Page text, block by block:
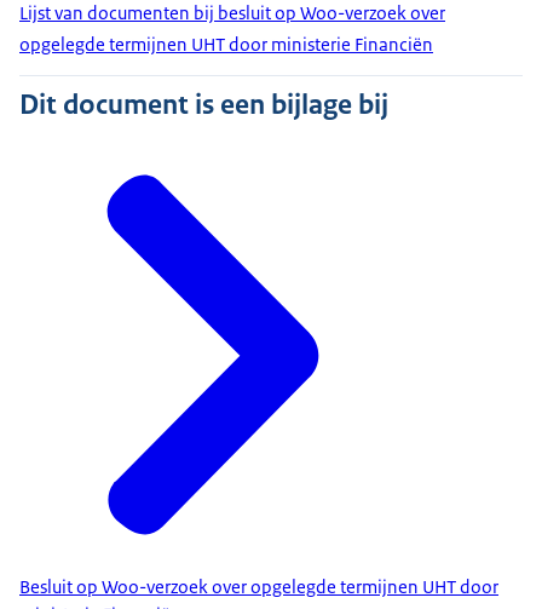
Lijst van documenten bij besluit op Woo-verzoek over
opgelegde termijnen UHT door ministerie Financiën
Dit document is een bijlage bij
Besluit op Woo-verzoek over opgelegde termijnen UHT door